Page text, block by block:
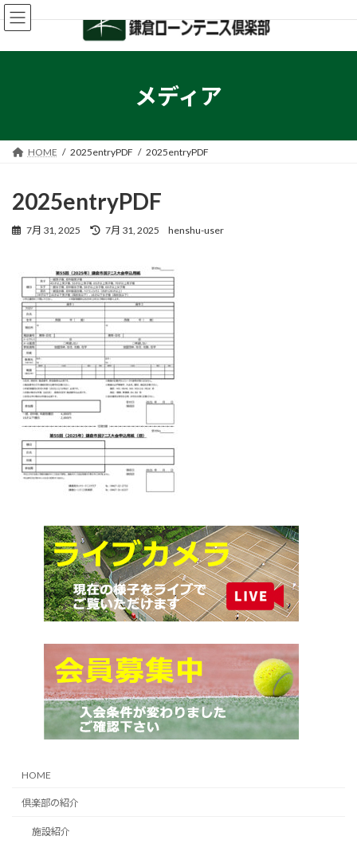
コ
ン
ン
ナ
ビ
ー
メディア
HOME 2025entryPDF 2025entryPDF
2025entryPDF
7月 31, 2025
最
新
日
時
:
7月 31, 2025 henshu-user
HOME
倶楽部の紹介
施設紹介